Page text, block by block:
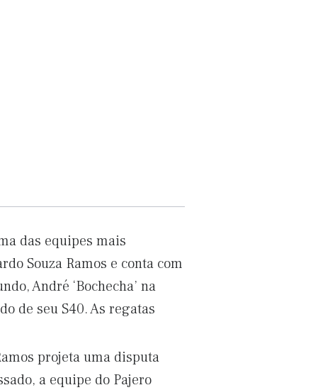
das equipes mais
Souza Ramos e conta com
André ‘Bochecha’ na
de seu S40. As regatas
projeta uma disputa
a equipe do Pajero